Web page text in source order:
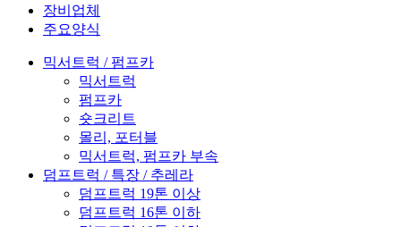
장비업체
주요양식
믹서트럭 / 펌프카
믹서트럭
펌프카
숏크리트
몰리, 포터블
믹서트럭, 펌프카 부속
덤프트럭 / 특장 / 추레라
덤프트럭 19톤 이상
덤프트럭 16톤 이하